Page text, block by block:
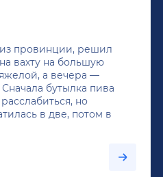
провинции, решил
вахту на большую
а вечера —
бутылка пива
но
в две, потом в
он уже пил почти
по методу